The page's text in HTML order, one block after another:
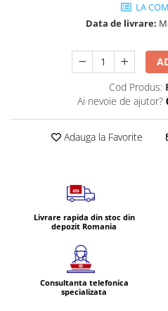
Bare LED (LED Bar) off-road, auto
Becuri Halogen Auto
Becuri Xenon Auto
Seturi de Becuri Auto
Faruri Camioane, Utilaje &
Lampi Gabarit LED
Lampi gabarit auto si remorci
Lampi interior, Plafoniere
Lampi LED auto dedicate
LA
Data de livrare:
Cod Produs:
Ai nevoie de ajutor?
Adauga la Favorite
Livrare rapida din stoc din
depozit Romania
Consultanta telefonica
specializata